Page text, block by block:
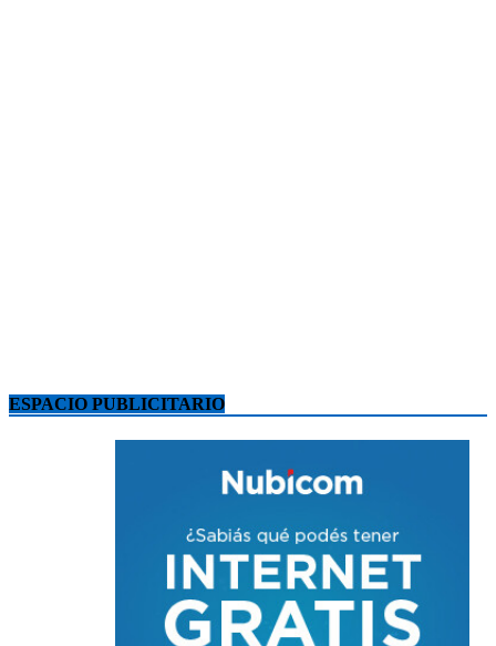
ESPACIO PUBLICITARIO